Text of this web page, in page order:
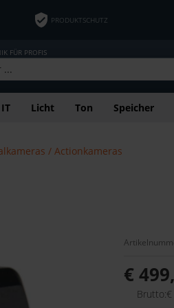
PRODUKTSCHUTZ
FÜR PROFIS
Licht Ton Speicher
/ Actionkameras
€
Brutto:€